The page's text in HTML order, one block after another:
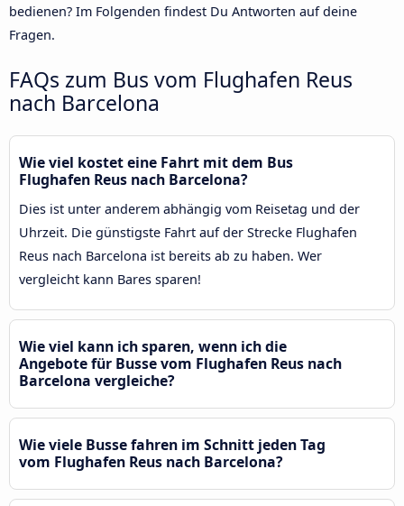
bedienen? Im Folgenden findest Du Antworten auf deine
Fragen.
FAQs zum Bus vom Flughafen Reus
nach Barcelona
Wie viel kostet eine Fahrt mit dem Bus
Flughafen Reus nach Barcelona?
Dies ist unter anderem abhängig vom Reisetag und der
Uhrzeit. Die günstigste Fahrt auf der Strecke Flughafen
Reus nach Barcelona ist bereits ab zu haben. Wer
vergleicht kann Bares sparen!
Wie viel kann ich sparen, wenn ich die
Angebote für Busse vom Flughafen Reus nach
Barcelona vergleiche?
Wie viele Busse fahren im Schnitt jeden Tag
vom Flughafen Reus nach Barcelona?